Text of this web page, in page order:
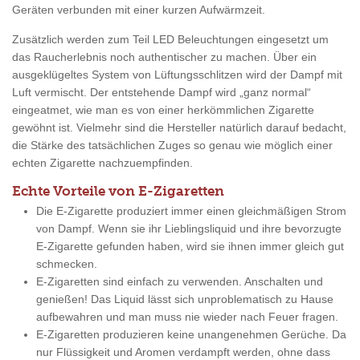
Geräten verbunden mit einer kurzen Aufwärmzeit.
Zusätzlich werden zum Teil LED Beleuchtungen eingesetzt um
das Raucherlebnis noch authentischer zu machen. Über ein
ausgeklügeltes System von Lüftungsschlitzen wird der Dampf mit
Luft vermischt. Der entstehende Dampf wird „ganz normal“
eingeatmet, wie man es von einer herkömmlichen Zigarette
gewöhnt ist. Vielmehr sind die Hersteller natürlich darauf bedacht,
die Stärke des tatsächlichen Zuges so genau wie möglich einer
echten Zigarette nachzuempfinden.
Echte Vorteile von E-Zigaretten
Die E-Zigarette produziert immer einen gleichmäßigen Strom
von Dampf. Wenn sie ihr Lieblingsliquid und ihre bevorzugte
E-Zigarette gefunden haben, wird sie ihnen immer gleich gut
schmecken.
E-Zigaretten sind einfach zu verwenden. Anschalten und
genießen! Das Liquid lässt sich unproblematisch zu Hause
aufbewahren und man muss nie wieder nach Feuer fragen.
E-Zigaretten produzieren keine unangenehmen Gerüche. Da
nur Flüssigkeit und Aromen verdampft werden, ohne dass